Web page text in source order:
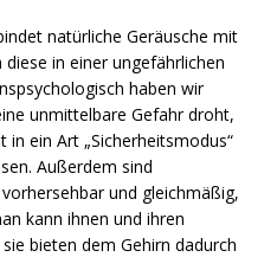
natürliche Geräusche mit
in einer ungefährlichen
haben wir
unmittelbare Gefahr droht,
ein Art „Sicherheitsmodus“
Außerdem sind
und gleichmäßig,
kann ihnen und ihren
bieten dem Gehirn dadurch